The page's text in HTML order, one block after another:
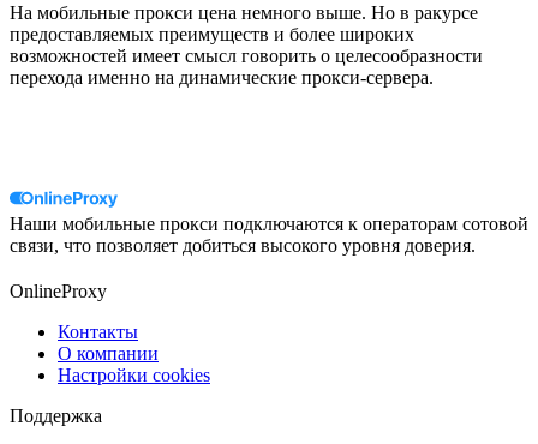
На мобильные прокси цена немного выше. Но в ракурсе
предоставляемых преимуществ и более широких
возможностей имеет смысл говорить о целесообразности
перехода именно на динамические прокси-сервера.
Наши мобильные прокси подключаются к операторам сотовой
связи, что позволяет добиться высокого уровня доверия.
OnlineProxy
Контакты
О компании
Настройки cookies
Поддержка